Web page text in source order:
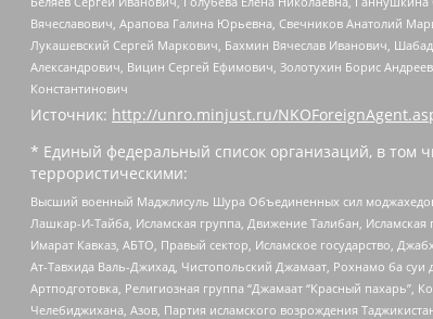
Вячеславович, Арапова Галина Юрьевна, Свечников Анатолий
Лукашевский Сергей Маркович, Бахмин Вячеслав Иванович,
Александрович, Вицин Сергей Ефимович, Золотухин Борис
Константинович
Источник: http://unro.minjust.ru/
* Единый федеральный список организаций, в том
террористическими:
Высший военный Маджлисуль Шура Объединенных сил моджахедов
Лашкар-И-Тайба, Исламская группа, Движение Талибан,
Имарат Кавказ, АБТО, Правый сектор, Исламское государство,
Ат-Тавхида Валь-Джихад, Чистопольский Джамаат, Рохнамо ба
Артподготовка, Религиозная группа “Джамаат “Красный
Челебиджихана, Азов, Партия исламского возрождения